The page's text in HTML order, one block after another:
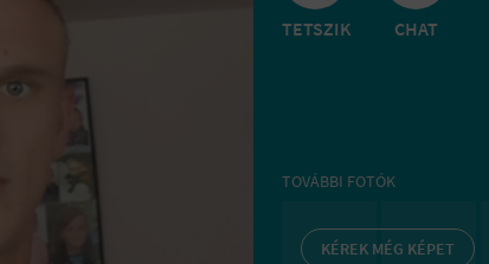
TETSZIK CHAT
TOVÁBBI FOTÓK
KÉREK MÉG KÉPET